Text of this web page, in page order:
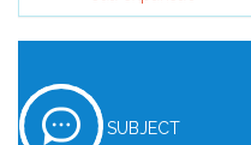
SUBJECT